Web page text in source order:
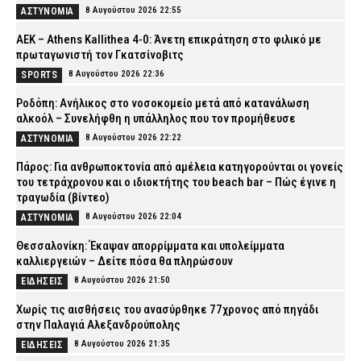
ΑΣΤΥΝΟΜΙΑ 8 Αυγούστου 2026 22:55
ΑΕΚ – Athens Kallithea 4-0: Άνετη επικράτηση στο φιλικό με
πρωταγωνιστή τον Γκατσίνοβιτς
SPORTS 8 Αυγούστου 2026 22:36
Ροδόπη: Ανήλικος στο νοσοκομείο μετά από κατανάλωση
αλκοόλ – Συνελήφθη η υπάλληλος που τον προμήθευσε
ΑΣΤΥΝΟΜΙΑ 8 Αυγούστου 2026 22:22
Πάρος: Για ανθρωποκτονία από αμέλεια κατηγορούνται οι γονείς
του τετράχρονου και ο ιδιοκτήτης του beach bar – Πώς έγινε η
τραγωδία (βίντεο)
ΑΣΤΥΝΟΜΙΑ 8 Αυγούστου 2026 22:04
Θεσσαλονίκη: Έκαψαν απορρίμματα και υπολείμματα
καλλιεργειών – Δείτε πόσα θα πληρώσουν
ΕΙΔΗΣΕΙΣ 8 Αυγούστου 2026 21:50
Χωρίς τις αισθήσεις του ανασύρθηκε 77χρονος από πηγάδι
στην Παλαγιά Αλεξανδρούπολης
ΕΙΔΗΣΕΙΣ 8 Αυγούστου 2026 21:35